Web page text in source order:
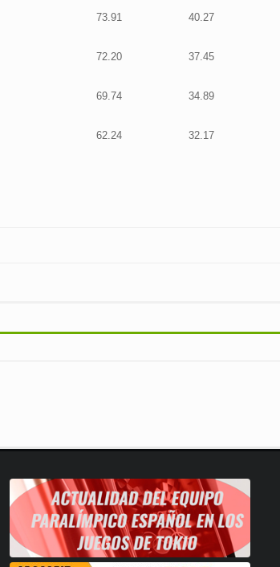
73.91 40.27
72.20 37.45
69.74 34.89
62.24 32.17